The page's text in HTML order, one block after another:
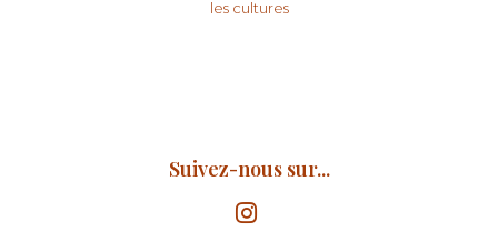
les cultures
Suivez-nous sur...